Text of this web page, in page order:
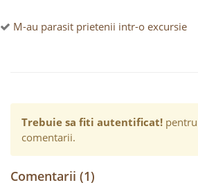
M-au parasit prietenii intr-o excursie
Trebuie sa fiti autentificat!
comentarii.
Comentarii (1)